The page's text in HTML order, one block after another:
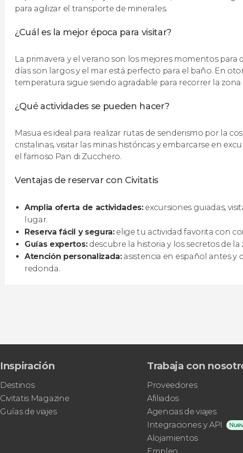
para agilizar el transporte de minerales.
¿Cuál es la mejor época para visitar?
La primavera y el verano son los mejores momentos para
días son largos y el mar está perfecto para el baño. En
temperatura sigue siendo agradable para recorrer la zona
¿Qué actividades se pueden hacer?
Masua es ideal para realizar rutas de senderismo por la
cristalinas, visitar las minas históricas y embarcarse en
el famoso Pan di Zucchero.
Ventajas de reservar con Civitatis
Amplia oferta de actividades:excursiones guiadas,
lugar.
Reserva fácil y segura:elige tu actividad favorita con
Guías expertos:descubre la historia y los secretos de
Atención personalizada:asistencia en español antes y
redonda.
Inspiración
Destinos
Civitatis Magazine
Guías de viajes
Trabaja con
Proveedores
Afiliados
Agencias de viajes
Integraciones y API
Alojamientos